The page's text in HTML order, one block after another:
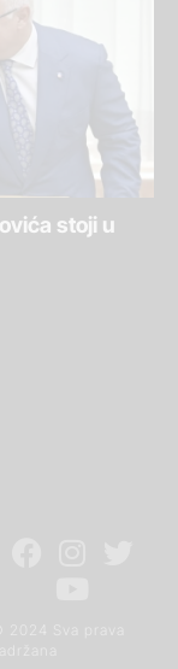
stoji u
© 2024 Sva prava